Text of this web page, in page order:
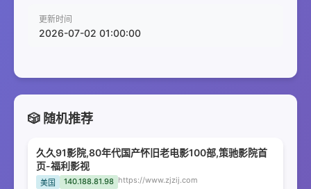
更新时间
2026-07-02 01:00:00
🎲 随机推荐
久久91影院,80年代国产怀旧老电影100部,策驰影院首
页-福利影视
美国 140.188.81.98 https://www.zjzij.com